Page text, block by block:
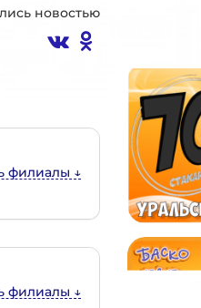
новостью